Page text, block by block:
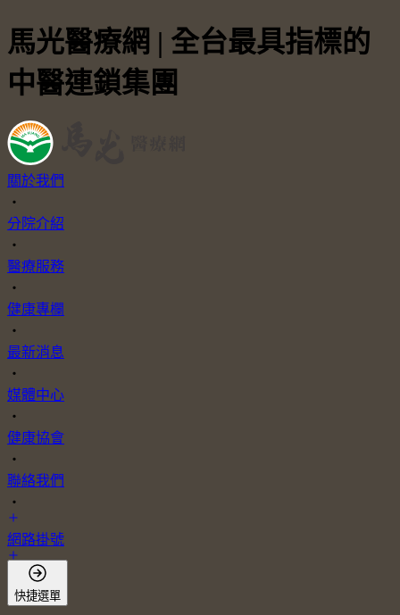
馬光醫療網 | 全台最具指標的
中醫連鎖集團
關於我們
・
分院介紹
・
醫療服務
・
健康專欄
・
最新消息
・
媒體中心
・
健康協會
・
聯絡我們
・
網路掛號
會員登入
快捷選單